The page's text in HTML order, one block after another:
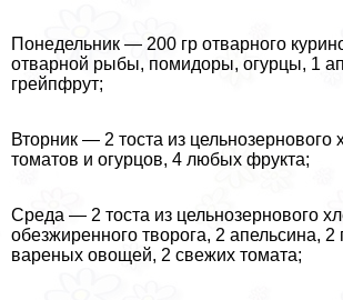
Понедельник — 200 гр отварного
отварной рыбы, помидоры, огурцы, 1
грейпфрут;
Вторник — 2 тоста из цельнозернового
томатов и огурцов, 4 любых фрукта;
Среда — 2 тоста из цельнозернового
обезжиренного творога, 2 апельсина, 2
вареных овощей, 2 свежих томата;